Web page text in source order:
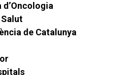
d’Oncologia
de Catalunya